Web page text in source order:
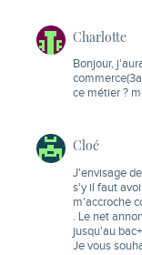
Charlotte
Bonjour,
ce métier ?
Cloé
J'envisage
s'y il faut
m'accroche
. Le net
jusqu'au
Je vous